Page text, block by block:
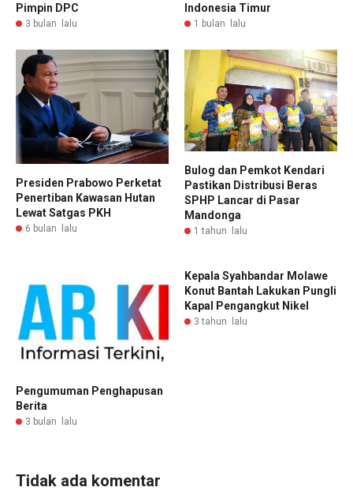
Pimpin DPC
3 bulan lalu
Indonesia Timur
1 bulan lalu
Presiden Prabowo Perketat
Penertiban Kawasan Hutan
Lewat Satgas PKH
6 bulan lalu
Bulog dan Pemkot Kendari
Pastikan Distribusi Beras
SPHP Lancar di Pasar
Mandonga
1 tahun lalu
Pengumuman Penghapusan
Berita
3 bulan lalu
Kepala Syahbandar Molawe
Konut Bantah Lakukan Pungli
Kapal Pengangkut Nikel
3 tahun lalu
Tidak ada komentar